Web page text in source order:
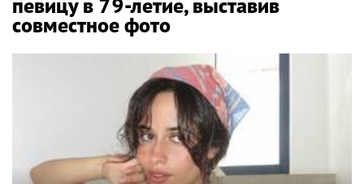
совместное фото